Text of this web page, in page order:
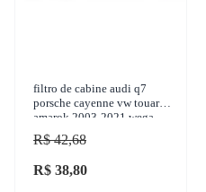
filtro de cabine audi q7
porsche cayenne vw touareg
amarok 2003-2021 wega -
akx-1140
R$ 42,68
R$ 38,80